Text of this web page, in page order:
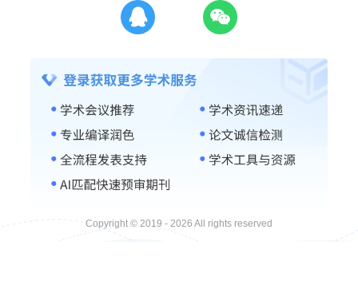
Copyright © 2019 - 2026 All rights reserved